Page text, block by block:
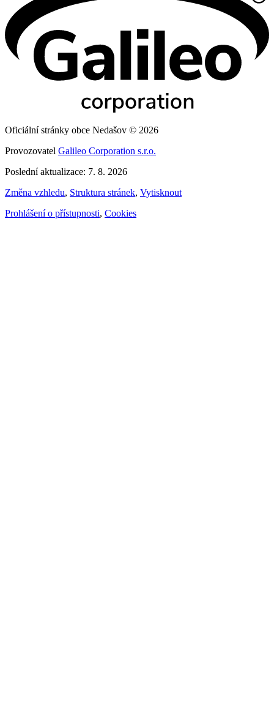
Oficiální stránky obce Nedašov © 2026
Provozovatel Galileo Corporation s.r.o.
Poslední aktualizace: 7. 8. 2026
Změna vzhledu, Struktura stránek, Vytisknout
Prohlášení o přístupnosti, Cookies